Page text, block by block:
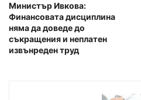
Министър Ивкова:
Финансовата дисциплина
няма да доведе до
съкращения и неплатен
извънреден труд